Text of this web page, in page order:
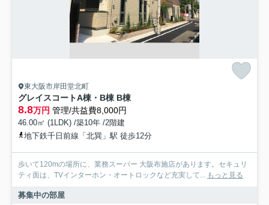
東大阪市岸田堂北町
グレイスコートA棟・B棟 B棟
8.8万円 管理/共益費8,000円
46.00㎡ (1LDK) /築10年 /2階建
地下鉄千日前線「北巽」駅 徒歩12分
歩いて120mの場所に、業務スーパー 大阪布施店があります。セキュリ
ティ面は、TVインターホン・オートロックなど充実して... もっと見る
募集中の部屋